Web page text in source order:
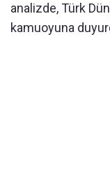
analizde, Türk
kamuoyuna